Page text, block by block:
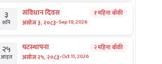
३
शनि
संविधान दिवस
असोज ३, २०८३-Sep 19, 2026
१ महिना बाँकी
२५
आइत
घटस्थापना
असोज २५, २०८३-Oct 11, 2026
२ महिना बाँकी